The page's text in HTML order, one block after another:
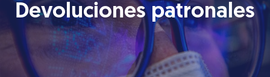
Devoluciones patronales